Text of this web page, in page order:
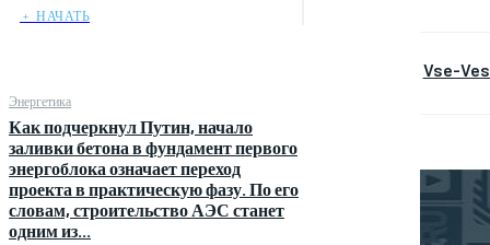
﹢ НАЧАТЬ
Энергетика
Как подчеркнул Путин, начало
заливки бетона в фундамент первого
энергоблока означает переход
проекта в практическую фазу. По его
словам, строительство АЭС станет
одним из...
Vse-